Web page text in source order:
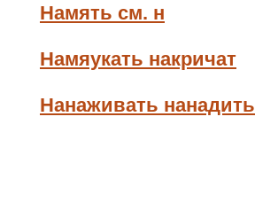
Намять см. н
Намяукать накричат
Нанаживать нанадить